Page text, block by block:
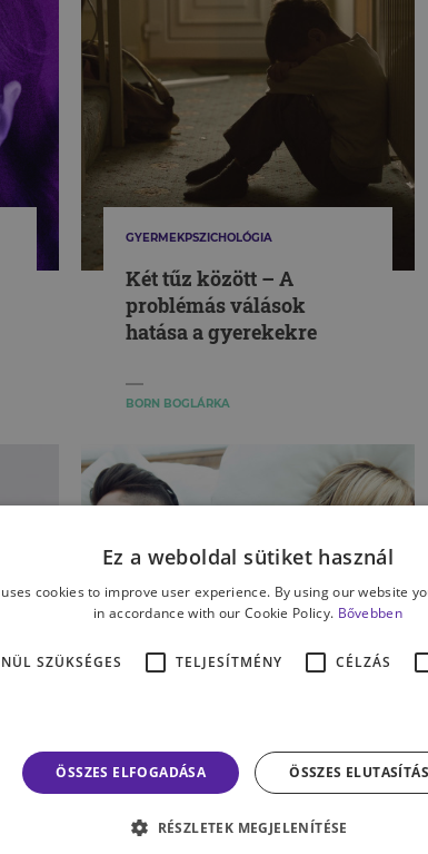
GYERMEKPSZICHOLÓGIA
Két tűz között – A
problémás válások
hatása a gyerekekre
BORN BOGLÁRKA
Destruktív rokoni
kapcsolatok – anyós-
após problémák
Ez a weboldal sütiket használ
cookies to improve user experience. By using our website
in accordance with our Cookie Policy. Bővebben
SZÜKSÉGES TELJESÍTMÉNY CÉLZÁS
ÖSSZES ELFOGADÁSA ÖSSZES
RÉSZLETEK MEGJELENÍTÉSE